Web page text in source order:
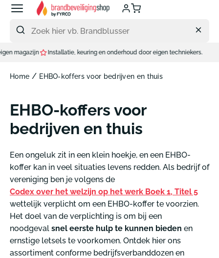
Meteen
naar
content
keuring en onderhoud door eigen techniekers.
Home / EHBO-koffers voor bedrijven en thuis
EHBO-koffers voor
bedrijven en thuis
Een ongeluk zit in een klein hoekje, en een EHBO-
koffer kan in veel situaties levens redden. Als bedrijf of
vereniging ben je volgens de
Codex over het welzijn op het werk Boek 1, Titel 5
wettelijk verplicht om een EHBO-koffer te voorzien.
Het doel van de verplichting is om bij een
noodgeval snel eerste hulp te kunnen bieden en
ernstige letsels te voorkomen. Ontdek hier ons
assortiment conforme bedrijfsverbanddozen en